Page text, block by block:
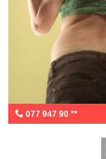
077 947 90 **